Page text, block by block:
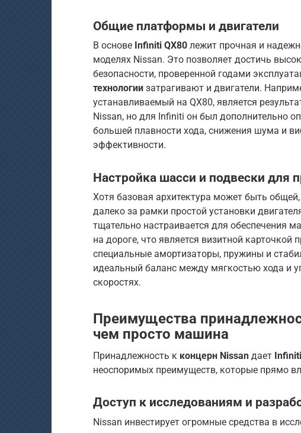
Общие платформы и двигатели
В основе Infiniti QX80 лежит прочная и
моделях Nissan. Это позволяет достичь
безопасности, проверенной годами
технологии затрагивают и двигатели.
устанавливаемый на QX80, является
Nissan, но для Infiniti он был дополнительно
большей плавности хода, снижения шума и
эффективности.
Настройка шасси и подвески для
Хотя базовая архитектура может быть общей,
далеко за рамки простой установки
тщательно настраивается для обеспечения
на дороге, что является визитной карточкой
специальные амортизаторы, пружины и
идеальный баланс между мягкостью хода и
скоростях.
Преимущества
чем просто машина
Принадлежность к концерн Nissan дает
неоспоримых преимуществ, которые прямо
Доступ к исследованиям и
Nissan инвестирует огромные средства в